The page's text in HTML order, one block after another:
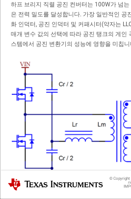
하프 브리지 직렬 공진 컨버터는 100W가 넘
은 전력 밀도를 달성합니다. 가장 일반적인 공
화 인덕터, 공진 인덕터 및 커패시터(약자는
매개 변수 값의 선택에 따라 공진 탱크의 게인
스템에서 공진 변환기의 성능에 영향을 미칩니
그림 1
분할 공진 커패시터가 있는 하프 브리지 LLC
Texas Instruments © Copyright